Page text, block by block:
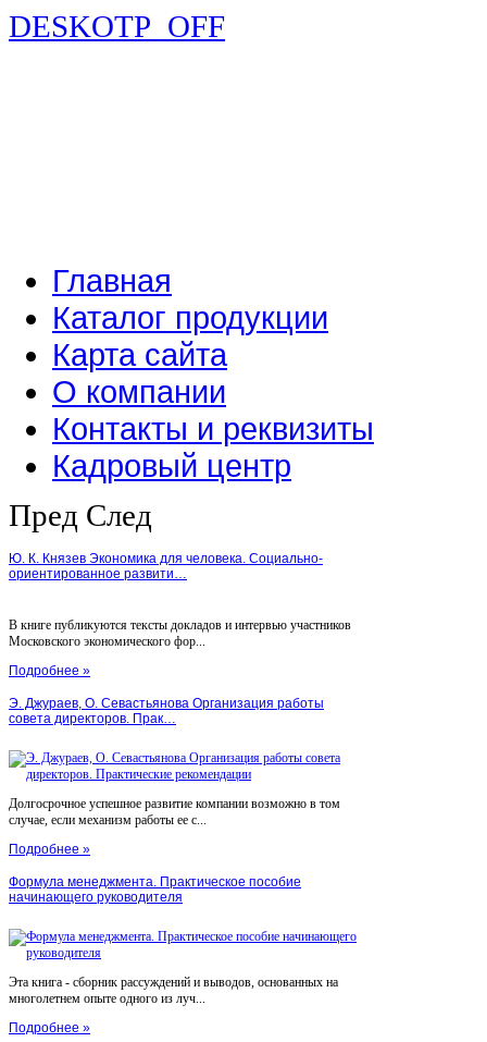
DESKOTP_OFF
Главная
Каталог продукции
Карта сайта
О компании
Контакты и реквизиты
Кадровый центр
Пред След
Ю. К. Князев Экономика для человека. Социально-
ориентированное развити…
В книге публикуются тексты докладов и интервью участников
Московского экономического фор...
Подробнее »
Э. Джураев, О. Севастьянова Организация работы
совета директоров. Прак…
Долгосрочное успешное развитие компании возможно в том
случае, если механизм работы ее с...
Подробнее »
Формула менеджмента. Практическое пособие
начинающего руководителя
Эта книга - сборник рассуждений и выводов, основанных на
многолетнем опыте одного из луч...
Подробнее »